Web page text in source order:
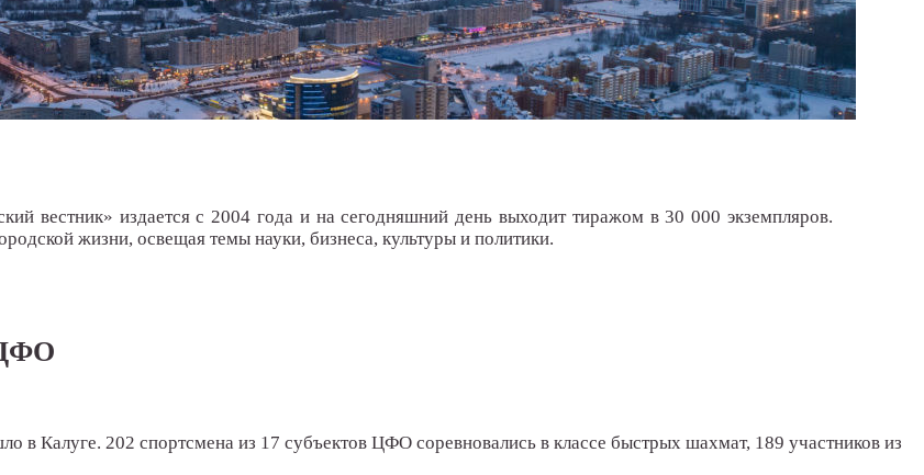
вестник» издается с 2004 года и на сегодняшний день выходит тиражом в 30 000 экземпляров.
жизни, освещая темы науки, бизнеса, культуры и политики.
в Калуге. 202 спортсмена из 17 субъектов ЦФО соревновались в классе быстрых шахмат, 189 участников из